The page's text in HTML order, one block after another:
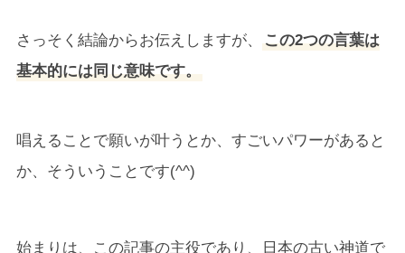
さっそく結論からお伝えしますが、
この2つの言葉は
基本的には同じ意味です。
唱えることで願いが叶うとか、すごいパワーがあると
か、そういうことです(^^)
始まりは、この記事の主役であり、日本の古い神道で